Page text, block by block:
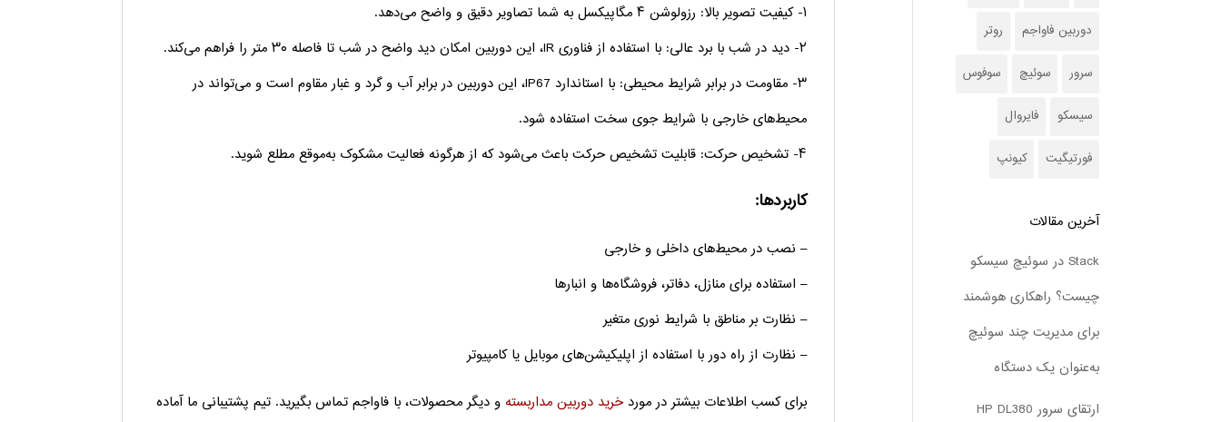
۱- کیفیت تصویر بالا: رزولوشن ۴ مگاپیکسل به شما تصاویر دقیق و واضح می‌دهد.
۲- دید در شب با برد عالی: با استفاده از فناوری IR، این دوربین امکان دید واضح در شب تا فاصله ۳۰ متر را فراهم می‌کند.
۳- مقاومت در برابر شرایط محیطی: با استاندارد IP67، این دوربین در برابر آب و گرد و غبار مقاوم است و می‌تواند در
محیط‌های خارجی با شرایط جوی سخت استفاده شود.
۴- تشخیص حرکت: قابلیت تشخیص حرکت باعث می‌شود که از هرگونه فعالیت مشکوک به‌موقع مطلع شوید.
کاربردها:
– نصب در محیط‌های داخلی و خارجی
– استفاده برای منازل، دفاتر، فروشگاه‌ها و انبارها
– نظارت بر مناطق با شرایط نوری متغیر
– نظارت از راه دور با استفاده از اپلیکیشن‌های موبایل یا کامپیوتر
برای کسب اطلاعات بیشتر در مورد خرید دوربین مداربستهو دیگر محصولات، با فاواجم تماس بگیرید. تیم پشتیبانی ما آماده
دوربین فاواجم روتر
سرور سوئیچ سوفوس
سیسکو فایروال
فورتیگیت کیونپ
آخرین مقالات
Stack در سوئیچ سیسکو
چیست؟ راهکاری هوشمند
برای مدیریت چند سوئیچ
به‌عنوان یک دستگاه
ارتقای سرور HP DL380